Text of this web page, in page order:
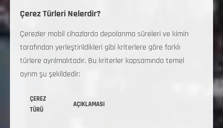
Çerez Türleri Nelerdir?
Çerezler mobil cihazlarda depolanma süreleri ve kimin
tarafından yerleştirildikleri gibi kriterlere göre farklı
türlere ayrılmaktadır. Bu kriterler kapsamında temel
ayrım şu şekildedir:
ÇEREZ
TÜRÜ
AÇIKLAMASI